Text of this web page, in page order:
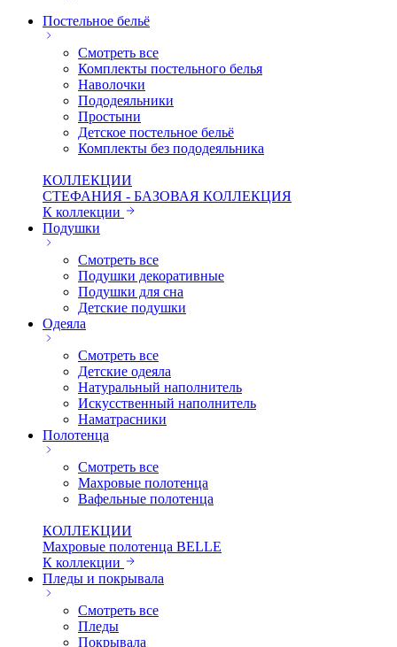
Постельное бельё
Смотреть все
Комплекты постельного белья
Наволочки
Пододеяльники
Простыни
Детское постельное бельё
Комплекты без пододеяльника
КОЛЛЕКЦИИ
СТЕФАНИЯ - БАЗОВАЯ КОЛЛЕКЦИЯ
К коллекции
Подушки
Смотреть все
Подушки декоративные
Подушки для сна
Детские подушки
Одеяла
Смотреть все
Детские одеяла
Натуральный наполнитель
Искуcственный наполнитель
Наматрасники
Полотенца
Смотреть все
Махровые полотенца
Вафельные полотенца
КОЛЛЕКЦИИ
Махровые полотенца BELLE
К коллекции
Пледы и покрывала
Смотреть все
Пледы
Покрывала